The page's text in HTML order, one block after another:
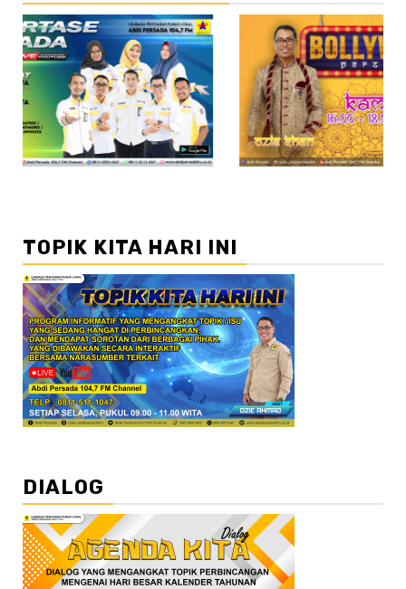
//2
TOPIK KITA HARI INI
DIALOG